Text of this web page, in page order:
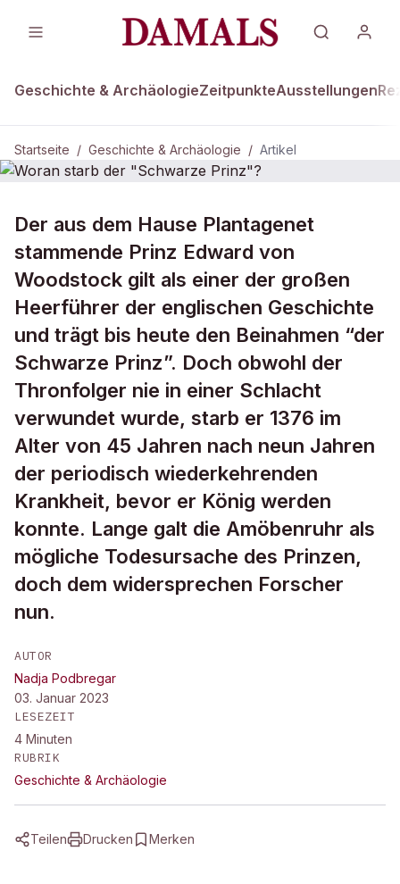
Geschichte & ArchäologieZeitpunkteAusstellungen
Startseite / Geschichte & Archäologie / Artikel
Woran starb der "Schwarze Prinz"?
Der aus dem Hause Plantagenet
stammende Prinz Edward von
Woodstock gilt als einer der großen
Heerführer der englischen Geschichte
und trägt bis heute den Beinahmen “der
Schwarze Prinz”. Doch obwohl der
Thronfolger nie in einer Schlacht
verwundet wurde, starb er 1376 im
Alter von 45 Jahren nach neun Jahren
der periodisch wiederkehrenden
Krankheit, bevor er König werden
konnte. Lange galt die Amöbenruhr als
mögliche Todesursache des Prinzen,
doch dem widersprechen Forscher
nun.
AUTOR
Nadja Podbregar
03. Januar 2023
LESEZEIT
4 Minuten
RUBRIK
Geschichte & Archäologie
Teilen Drucken Merken